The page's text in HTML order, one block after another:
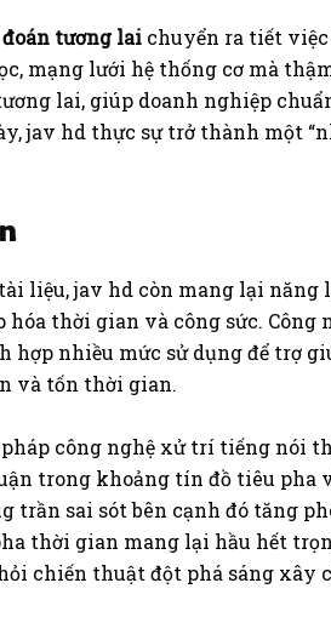
đoán tương lai chuyển ra tiết
mạng lưới hệ thống cơ mà
lai, giúp doanh nghiệp
jav hd thực sự trở thành một
liệu, jav hd còn mang lại
thời gian và công sức.
nhiều mức sử dụng để trợ
và tốn thời gian.
công nghệ xử trí tiếng nói
trong khoảng tín đồ tiêu
trần sai sót bên cạnh đó tăng
thời gian mang lại hầu hết
chiến thuật đột phá sáng